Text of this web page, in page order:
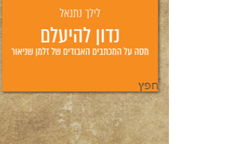
לילך נתנאל
יפעת וייס